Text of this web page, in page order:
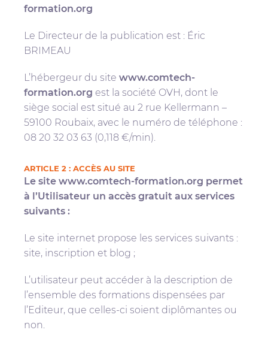
formation.org
Le Directeur de la publication est : Éric
BRIMEAU
L’hébergeur du site www.comtech-
formation.org est la société OVH, dont le
siège social est situé au 2 rue Kellermann –
59100 Roubaix, avec le numéro de téléphone :
08 20 32 03 63 (0,118 €/min).
ARTICLE 2 : ACCÈS AU SITE
Le site www.comtech-formation.org permet
à l’Utilisateur un accès gratuit aux services
suivants :
Le site internet propose les services suivants :
site, inscription et blog ;
L’utilisateur peut accéder à la description de
l’ensemble des formations dispensées par
l’Editeur, que celles-ci soient diplômantes ou
non.